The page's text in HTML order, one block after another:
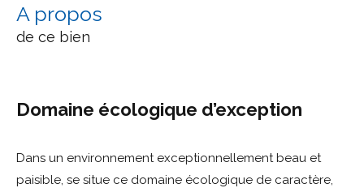
a propos
de ce bien
Domaine écologique d’exception
Dans un environnement exceptionnellement beau et
paisible, se situe ce domaine écologique de caractère,